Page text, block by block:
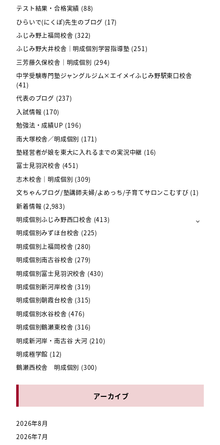
テスト結果・合格実績 (88)
ひらいで(にくぽ)先生のブログ (17)
ふじみ野上福岡校舎 (322)
ふじみ野大井校舎｜明成個別学習指導塾 (251)
三芳藤久保校舎｜明成個別 (294)
中学受験専門塾ジャングルジム×エイメイふじみ野駅東口校舎
(41)
代表のブログ (237)
入試情報 (170)
勉強法・成績UP (196)
南大塚校舎／明成個別 (171)
塾経営者が娘を東大に入れるまでの実況中継 (16)
富士見羽沢校舎 (451)
志木校舎｜明成個別 (309)
文ちゃんブログ/塾講師夫婦/よめっち/子育てサロンこむすび (1)
新着情報 (2,983)
明成個別ふじみ野西口校舎 (413)
明成個別みずほ台校舎 (225)
明成個別上福岡校舎 (280)
明成個別南古谷校舎 (279)
明成個別富士見羽沢校舎 (430)
明成個別新河岸校舎 (319)
明成個別朝霞台校舎 (315)
明成個別水谷校舎 (476)
明成個別鶴瀬東校舎 (316)
明成新河岸・南古谷 大河 (210)
明成極学館 (12)
鶴瀬西校舎 明成個別 (300)
アーカイブ
2026年8月
2026年7月